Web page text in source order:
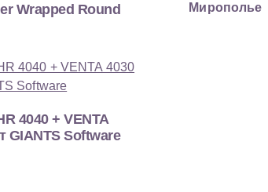
Wrapped Round
4040 + VENTA
GIANTS Software